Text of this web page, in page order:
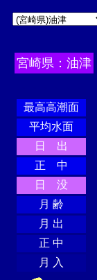
宮崎県：油津
最高高潮面
平均水面
日 出
正 中
日 没
月 齢
月 出
正 中
月 入